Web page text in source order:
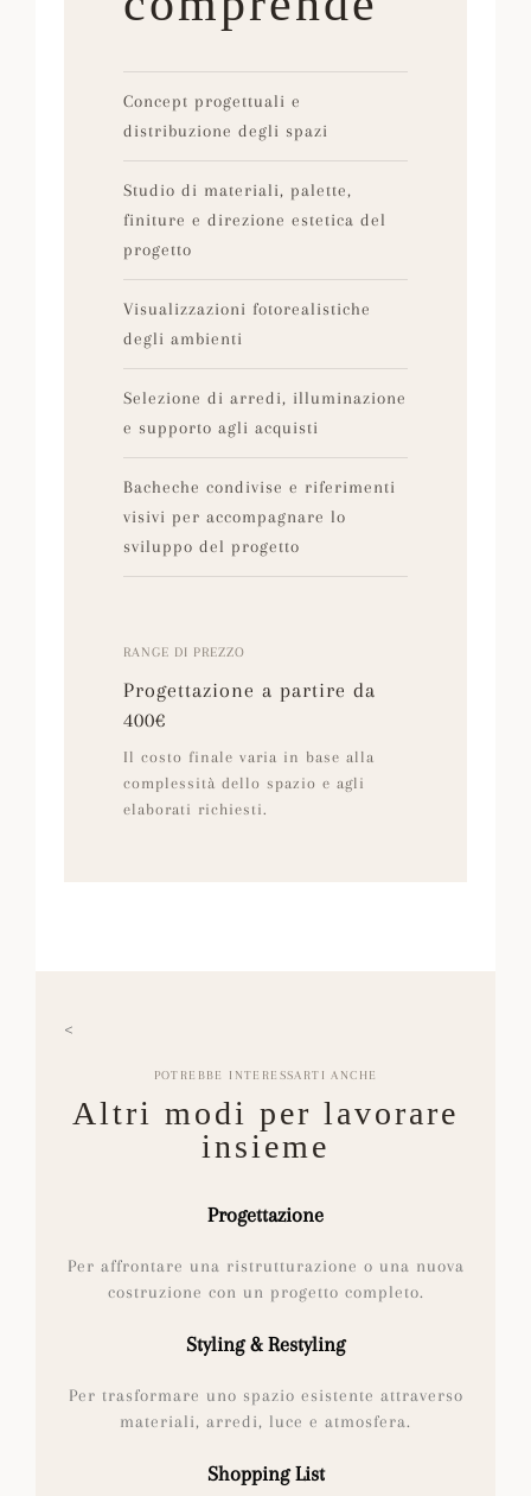
Concept progettuali e
distribuzione degli spazi
Studio di materiali, palette,
finiture e direzione estetica del
progetto
Visualizzazioni fotorealistiche
degli ambienti
Selezione di arredi, illuminazione
e supporto agli acquisti
Bacheche condivise e riferimenti
visivi per accompagnare lo
sviluppo del progetto
RANGE DI PREZZO
Progettazione a partire da
400€
Il costo finale varia in base alla
complessità dello spazio e agli
elaborati richiesti.
<
POTREBBE INTERESSARTI ANCHE
Altri modi per lavorare
insieme
Progettazione
Per affrontare una ristrutturazione o una nuova
costruzione con un progetto completo.
Styling & Restyling
Per trasformare uno spazio esistente attraverso
materiali, arredi, luce e atmosfera.
Shopping List